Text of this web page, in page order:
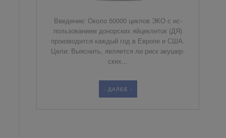
Вве­де­ние: Око­ло 50000 цик­лов ЭКО с ис­
поль­зо­ва­ни­ем до­нор­ских яй­це­кле­ток (ДЯ)
про­из­во­дит­ся каж­дый год в Ев­ро­пе и США.
Це­ли: Вы­яс­нить, яв­ля­ет­ся ли риск аку­шер­
ских...
- ДАЛЕЕ -